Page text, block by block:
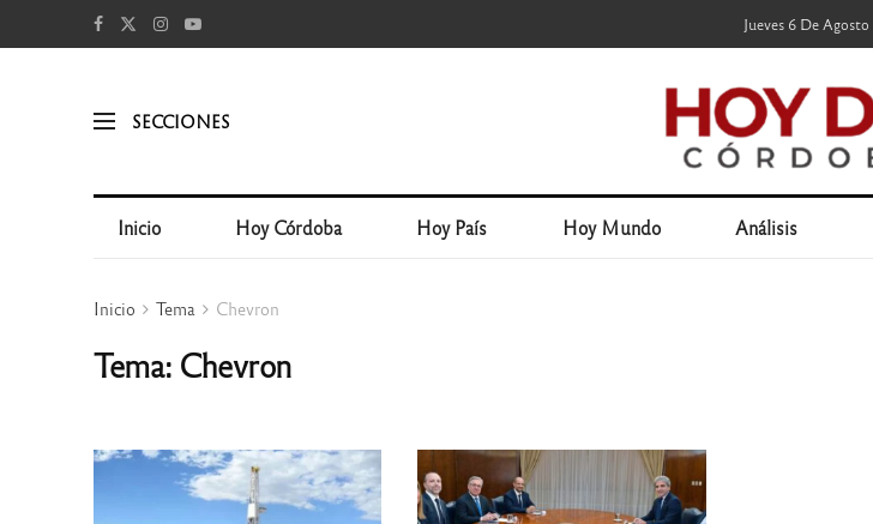
Jueves 6 De Agosto
SECCIONES
Inicio Hoy Córdoba Hoy País Hoy Mundo Análisis
Inicio Tema Chevron
Tema: Chevron